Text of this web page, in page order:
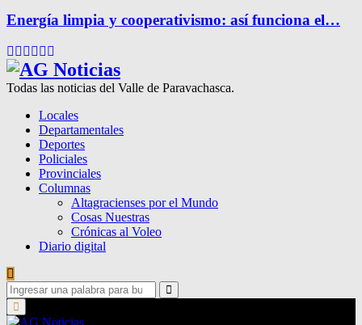
Energía limpia y cooperativismo: así funciona el…
Facebook
Twitter
Instagram
Pinterest
Google
Todas las noticias del Valle de Paravachasca.
Locales
Departamentales
Deportes
Policiales
Provinciales
Columnas
Altagracienses por el Mundo
Cosas Nuestras
Crónicas al Voleo
Diario digital
Search
for:
Search
Primary
Menu